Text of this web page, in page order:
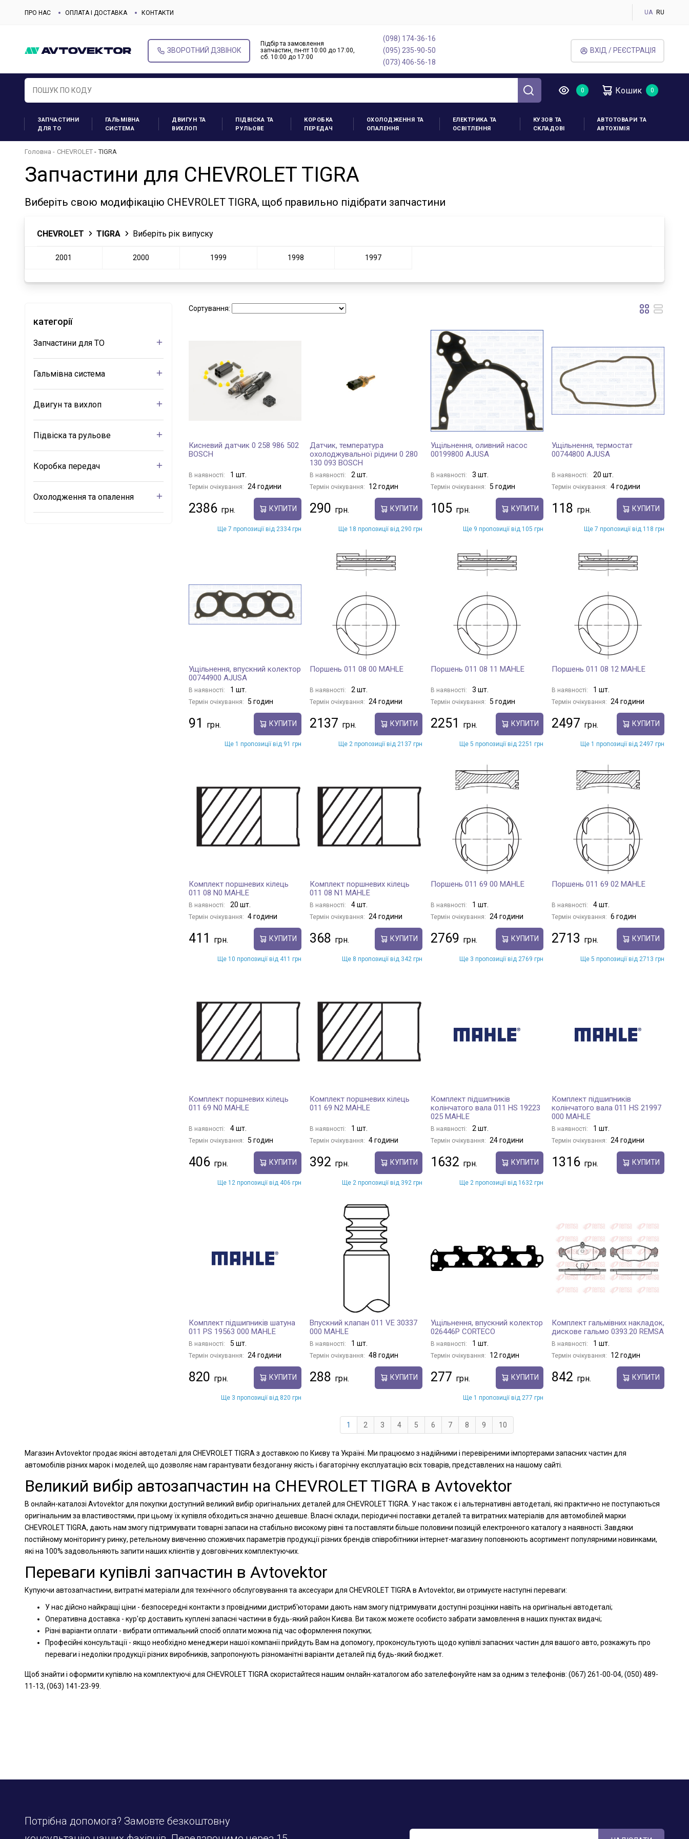
ПРО НАС ОПЛАТА І ДОСТАВКА КОНТАКТИ UA RU
ЗВОРОТНИЙ ДЗВІНОК
Підбір та замовлення
запчастин, пн-пт 10:00 до 17:00,
cб. 10:00 до 17:00
(098) 174-36-16
(095) 235-90-50
(073) 406-56-18
ВХІД / РЕЄСТРАЦІЯ
Кошик
ЗАПЧАСТИНИ
ДЛЯ ТО
ГАЛЬМІВНА
СИСТЕМА
ДВИГУН ТА
ВИХЛОП
ПІДВІСКА ТА
РУЛЬОВЕ
КОРОБКА
ПЕРЕДАЧ
ОХОЛОДЖЕННЯ ТА
ОПАЛЕННЯ
ЕЛЕКТРИКА ТА
ОСВІТЛЕННЯ
КУЗОВ ТА
СКЛАДОВІ
АВТОТОВАРИ ТА
АВТОХІМІЯ
Головна CHEVROLET TIGRA
Запчастини для CHEVROLET TIGRA
Виберіть свою модифікацію CHEVROLET TIGRA, щоб правильно підібрати запчастини
CHEVROLET TIGRA Виберіть рік випуску
2001 2000 1999 1998 1997
категорії
Запчастини для ТО
Гальмівна система
Двигун та вихлоп
Підвіска та рульове
Коробка передач
Охолодження та опалення
Сортування:
Кисневий датчик 0 258 986 502
BOSCH
В наявності: 1 шт.
Термін очікування: 24 години
2386 КУПИТИ
Ще 7 пропозиції від 2334 грн
Датчик, температура
охолоджувальної рідини 0 280
130 093 BOSCH
В наявності: 2 шт.
Термін очікування: 12 годин
290 КУПИТИ
Ще 18 пропозиції від 290 грн
Ущільнення, оливний насос
00199800 AJUSA
В наявності: 3 шт.
Термін очікування: 5 годин
105 КУПИТИ
Ще 9 пропозиції від 105 грн
Ущільнення, термостат
00744800 AJUSA
В наявності: 20 шт.
Термін очікування: 4 години
118 КУПИТИ
Ще 7 пропозиції від 118 грн
Ущільнення, впускний колектор
00744900 AJUSA
В наявності: 1 шт.
Термін очікування: 5 годин
91 КУПИТИ
Ще 1 пропозиції від 91 грн
Поршень 011 08 00 MAHLE
В наявності: 2 шт.
Термін очікування: 24 години
2137 КУПИТИ
Ще 2 пропозиції від 2137 грн
Поршень 011 08 11 MAHLE
В наявності: 3 шт.
Термін очікування: 5 годин
2251 КУПИТИ
Ще 5 пропозиції від 2251 грн
Поршень 011 08 12 MAHLE
В наявності: 1 шт.
Термін очікування: 24 години
2497 КУПИТИ
Ще 1 пропозиції від 2497 грн
Комплект поршневих кілець
011 08 N0 MAHLE
В наявності: 20 шт.
Термін очікування: 4 години
411 КУПИТИ
Ще 10 пропозиції від 411 грн
Комплект поршневих кілець
011 08 N1 MAHLE
В наявності: 4 шт.
Термін очікування: 24 години
368 КУПИТИ
Ще 8 пропозиції від 342 грн
Поршень 011 69 00 MAHLE
В наявності: 1 шт.
Термін очікування: 24 години
2769 КУПИТИ
Ще 3 пропозиції від 2769 грн
Поршень 011 69 02 MAHLE
В наявності: 4 шт.
Термін очікування: 6 годин
2713 КУПИТИ
Ще 5 пропозиції від 2713 грн
Комплект поршневих кілець
011 69 N0 MAHLE
В наявності: 4 шт.
Термін очікування: 5 годин
406 КУПИТИ
Ще 12 пропозиції від 406 грн
Комплект поршневих кілець
011 69 N2 MAHLE
В наявності: 1 шт.
Термін очікування: 4 години
392 КУПИТИ
Ще 2 пропозиції від 392 грн
Комплект підшипників
колінчатого вала 011 HS 19223
025 MAHLE
В наявності: 2 шт.
Термін очікування: 24 години
1632 КУПИТИ
Ще 2 пропозиції від 1632 грн
Комплект підшипників
колінчатого вала 011 HS 21997
000 MAHLE
В наявності: 1 шт.
Термін очікування: 24 години
1316 КУПИТИ
Комплект підшипників шатуна
011 PS 19563 000 MAHLE
В наявності: 5 шт.
Термін очікування: 24 години
820 КУПИТИ
Ще 3 пропозиції від 820 грн
Впускний клапан 011 VE 30337
000 MAHLE
В наявності: 1 шт.
Термін очікування: 48 годин
288 КУПИТИ
Ущільнення, впускний колектор
026446P CORTECO
В наявності: 1 шт.
Термін очікування: 12 годин
277 КУПИТИ
Ще 1 пропозиції від 277 грн
Комплект гальмівних накладок,
дискове гальмо 0393.20 REMSA
В наявності: 1 шт.
Термін очікування: 12 годин
842 КУПИТИ
1 2 3 4 5 6 7 8 9 10
Магазин Avtovektor продає якісні автодеталі для CHEVROLET TIGRA з доставкою по Києву та Україні. Ми працюємо з надійними і перевіреними імпортерами запасних частин для
автомобілів різних марок і моделей, що дозволяє нам гарантувати бездоганну якість і багаторічну експлуатацію всіх товарів, представлених на нашому сайті.
Великий вибір автозапчастин на CHEVROLET TIGRA в Avtovektor
В онлайн-каталозі Avtovektor для покупки доступний великий вибір оригінальних деталей для CHEVROLET TIGRA. У нас також є і альтернативні автодеталі, які практично не поступаються
оригінальним за властивостями, при цьому їх купівля обходиться значно дешевше. Власні склади, періодичні поставки деталей та витратних матеріалів для автомобілей марки
CHEVROLET TIGRA, дають нам змогу підтримувати товарні запаси на стабільно високому рівні та поставляти більше половини позицій електронного каталогу з наявності. Завдяки
постійному моніторингу ринку, ретельному вивченню споживчих параметрів продукції різних брендів співробітники інтернет-магазину поповнюють асортимент популярними новинками,
які на 100% задовольняють запити наших клієнтів у довговічних комплектуючих.
Переваги купівлі запчастин в Avtovektor
Купуючи автозапчастини, витратні матеріали для технічного обслуговування та аксесуари для CHEVROLET TIGRA в Avtovektor, ви отримуєте наступні переваги:
У нас дійсно найкращі ціни - безпосередні контакти з провідними дистриб'юторами дають нам змогу підтримувати доступні розцінки навіть на оригінальні автодеталі;
Оперативна доставка - кур'єр доставить куплені запасні частини в будь-який район Києва. Ви також можете особисто забрати замовлення в наших пунктах видачі;
Різні варіанти оплати - вибрати оптимальний спосіб оплати можна під час оформлення покупки;
Професійні консультації - якщо необхідно менеджери нашої компанії прийдуть Вам на допомогу, проконсультують щодо купівлі запасних частин для вашого авто, розкажуть про
переваги і недоліки продукції різних виробників, запропонують різноманітні варіанти деталей під будь-який бюджет.
Щоб знайти і оформити купівлю на комплектуючі для CHEVROLET TIGRA скористайтеся нашим онлайн-каталогом або зателефонуйте нам за одним з телефонів: (067) 261-00-04, (050) 489-
11-13, (063) 141-23-99.
Потрібна допомога? Замовте безкоштовну